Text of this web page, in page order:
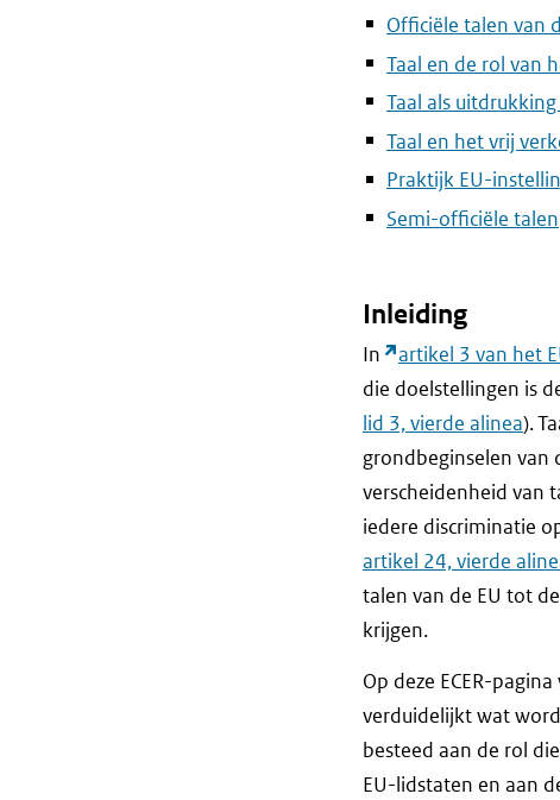
Officiële talen van
Taal en de rol van
Taal als
Taal en het vrij
Praktijk EU-
Semi-officiële talen
Inleiding
In artikel 3 van het
die doelstellingen is
lid 3, vierde alinea).
grondbeginselen van
verscheidenheid van
iedere discriminatie
artikel 24, vierde
talen van de EU tot
krijgen.
Op deze ECER-
verduidelijkt wat
besteed aan de rol
EU-lidstaten en aan